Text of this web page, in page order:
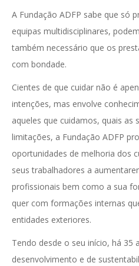
A Fundação ADFP sabe que só
equipas multidisciplinares,
também necessário que os
com bondade.
Cientes de que cuidar não é
intenções, mas envolve
aqueles que cuidamos, quais as
limitações, a Fundação ADFP
oportunidades de melhoria dos
seus trabalhadores a
profissionais bem como a sua
quer com formações internas
entidades exteriores.
Tendo desde o seu início, há 35
desenvolvimento e de